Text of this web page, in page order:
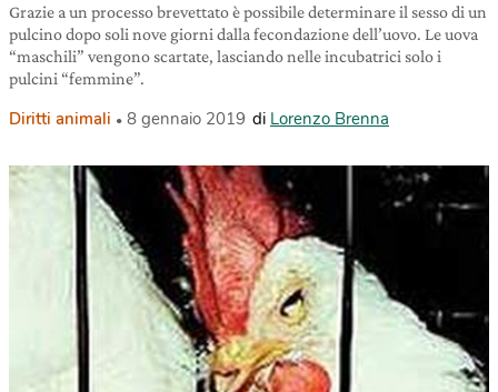
Grazie a un processo brevettato è possibile determinare il sesso di un
pulcino dopo soli nove giorni dalla fecondazione dell’uovo. Le uova
“maschili” vengono scartate, lasciando nelle incubatrici solo i
pulcini “femmine”.
Diritti animali 8 gennaio 2019 di Lorenzo Brenna